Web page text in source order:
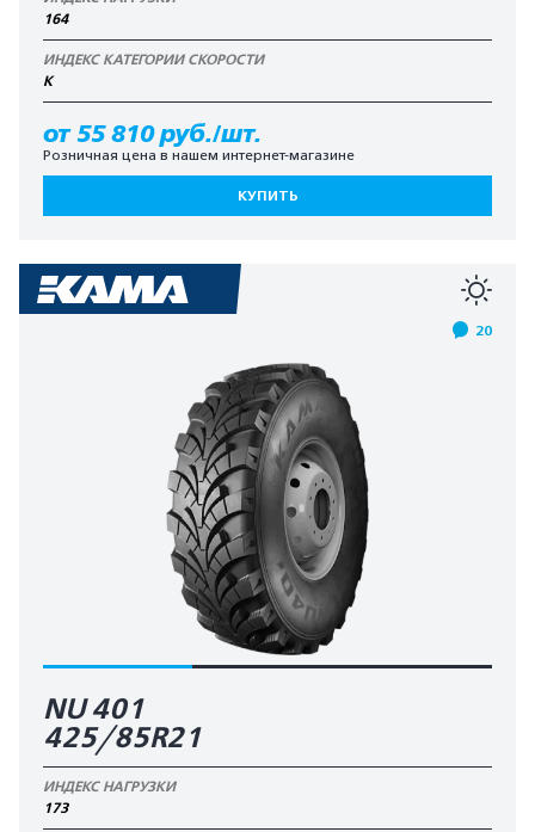
164
ИНДЕКС КАТЕГОРИИ СКОРОСТИ
K
от 55 810 руб./шт.
Розничная цена в нашем интернет-магазине
КУПИТЬ
20
NU 401
425/85R21
ИНДЕКС НАГРУЗКИ
173